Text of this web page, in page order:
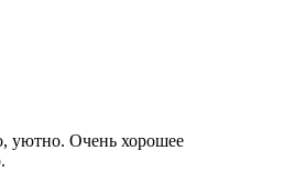
уютно. Очень хорошее